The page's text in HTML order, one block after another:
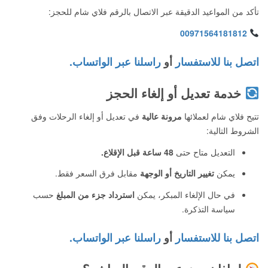
تأكد من المواعيد الدقيقة عبر الاتصال بالرقم فلاي شام للحجز:
00971564181812
اتصل بنا للاستفسار أو راسلنا عبر الواتساب.
خدمة تعديل أو إلغاء الحجز
تتيح فلاي شام لعملائها مرونة عالية في تعديل أو إلغاء الرحلات وفق
الشروط التالية:
التعديل متاح حتى 48 ساعة قبل الإقلاع.
يمكن تغيير التاريخ أو الوجهة مقابل فرق السعر فقط.
في حال الإلغاء المبكر، يمكن استرداد جزء من المبلغ حسب
سياسة التذكرة.
اتصل بنا للاستفسار أو راسلنا عبر الواتساب.